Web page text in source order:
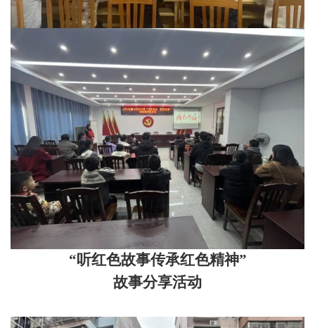
“听红色故事传承红色精神”
故事分享活动